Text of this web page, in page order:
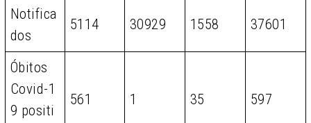
Notifica
dos
5114 30929 1558 37601
Óbitos
Covid-1
9 positi
561 1 35 597